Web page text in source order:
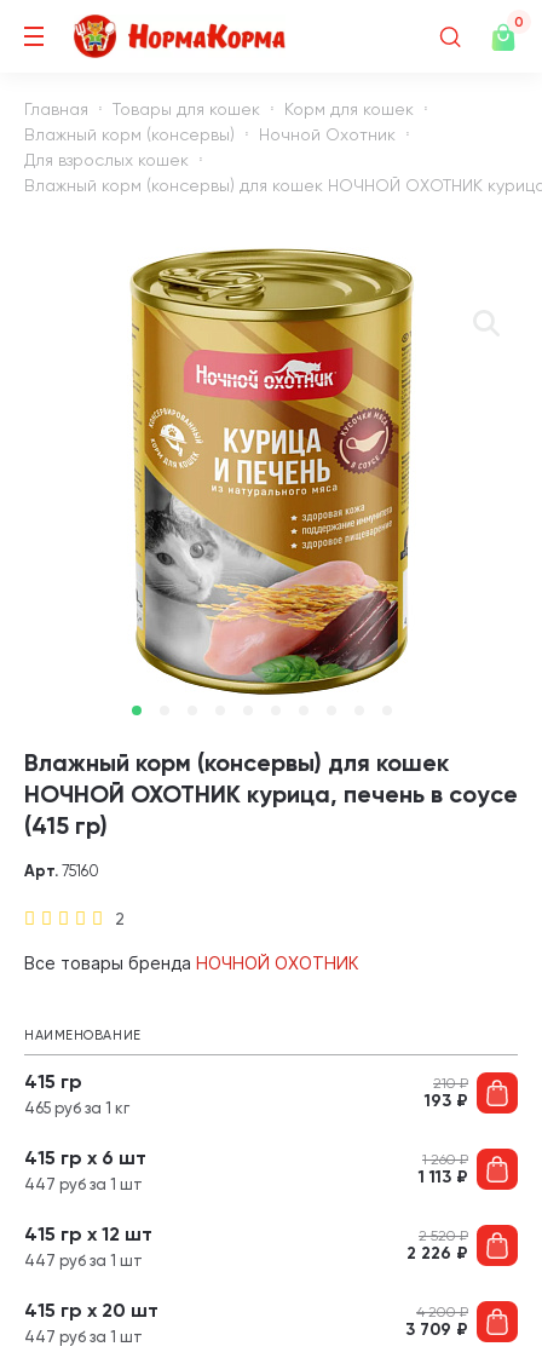
0
Главная Товары для кошек
Корм для кошек
Влажный корм (консервы)
Ночной Охотник
Для взрослых кошек
Влажный корм (консервы) для кошек НОЧНОЙ ОХОТНИК
Влажный корм (консервы) для кошек
НОЧНОЙ ОХОТНИК курица, печень в соусе
(415 гр)
2
Арт. 75160
Все товары бренда НОЧНОЙ ОХОТНИК
НАИМЕНОВАНИЕ
415 гр
465 руб за 1 кг
210₽
193 ₽
415 гр х 6 шт
447 руб за 1 шт
1 260₽
1 113 ₽
415 гр х 12 шт
447 руб за 1 шт
2 520₽
2 226 ₽
415 гр х 20 шт
447 руб за 1 шт
4 200₽
3 709 ₽